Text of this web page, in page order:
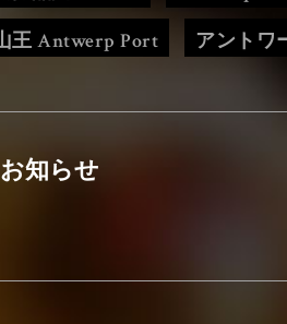
王 Antwerp Port
アントワ
知らせ